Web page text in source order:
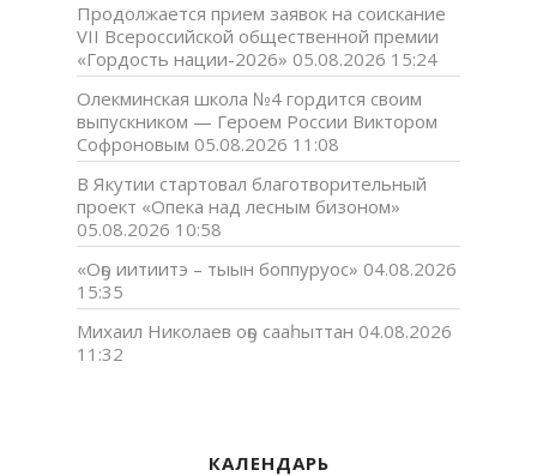
Продолжается прием заявок на соискание
VII Всероссийской общественной премии
«Гордость нации-2026» 05.08.2026 15:24
Олекминская школа №4 гордится своим
выпускником — Героем России Виктором
Софроновым 05.08.2026 11:08
В Якутии стартовал благотворительный
проект «Опека над лесным бизоном»
05.08.2026 10:58
«Оҕо иитиитэ – тыын боппуруос» 04.08.2026
15:35
Михаил Николаев оҕо сааһыттан 04.08.2026
11:32
КАЛЕНДАРЬ